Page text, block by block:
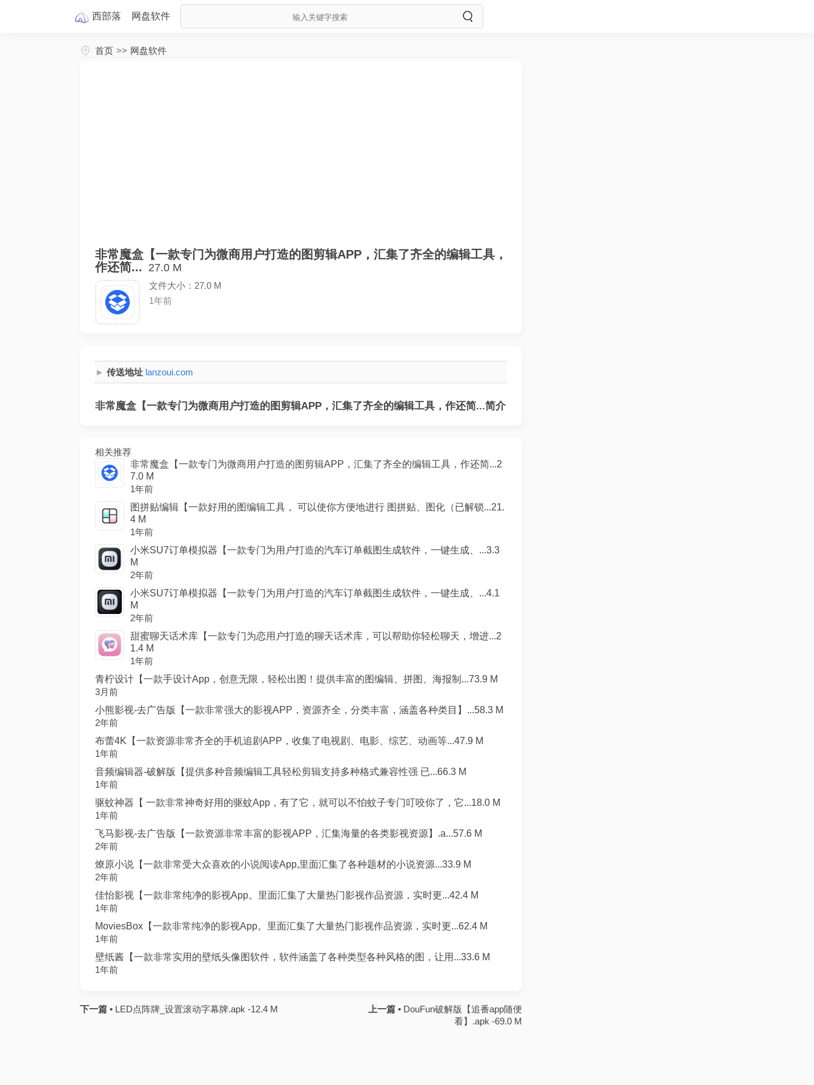
西部落 网盘软件
首页 >> 网盘软件
非常魔盒【一款专门为微商用户打造的图剪辑APP，汇集了齐全的编辑工具，
作还简... 27.0 M
文件大小：27.0 M
1年前
传送地址 lanzoui.com
非常魔盒【一款专门为微商用户打造的图剪辑APP，汇集了齐全的编辑工具，作还简...简介
相关推荐
非常魔盒【一款专门为微商用户打造的图剪辑APP，汇集了齐全的编辑工具，作还简...2
7.0 M
1年前
图拼贴编辑【一款好用的图编辑工具， 可以使你方便地进行 图拼贴、图化（已解锁...21.
4 M
1年前
小米SU7订单模拟器【一款专门为用户打造的汽车订单截图生成软件，一键生成、...3.3
M
2年前
小米SU7订单模拟器【一款专门为用户打造的汽车订单截图生成软件，一键生成、...4.1
M
2年前
甜蜜聊天话术库【一款专门为恋用户打造的聊天话术库，可以帮助你轻松聊天，增进...2
1.4 M
1年前
青柠设计【一款手设计App，创意无限，轻松出图！提供丰富的图编辑、拼图、海报制...73.9 M
3月前
小熊影视-去广告版【一款非常强大的影视APP，资源齐全，分类丰富，涵盖各种类目】...58.3 M
2年前
布蕾4K【一款资源非常齐全的手机追剧APP，收集了电视剧、电影、综艺、动画等...47.9 M
1年前
音频编辑器-破解版【提供多种音频编辑工具轻松剪辑支持多种格式兼容性强 已...66.3 M
1年前
驱蚊神器【 一款非常神奇好用的驱蚊App，有了它，就可以不怕蚊子专门叮咬你了，它...18.0 M
1年前
飞马影视-去广告版【一款资源非常丰富的影视APP，汇集海量的各类影视资源】.a...57.6 M
2年前
燎原小说【一款非常受大众喜欢的小说阅读App,里面汇集了各种题材的小说资源...33.9 M
2年前
佳怡影视【一款非常纯净的影视App。里面汇集了大量热门影视作品资源，实时更...42.4 M
1年前
MoviesBox【一款非常纯净的影视App。里面汇集了大量热门影视作品资源，实时更...62.4 M
1年前
壁纸酱【一款非常实用的壁纸头像图软件，软件涵盖了各种类型各种风格的图，让用...33.6 M
1年前
下一篇 • LED点阵牌_设置滚动字幕牌.apk -12.4 M 上一篇 • DouFun破解版【追番app随便
看】.apk -69.0 M